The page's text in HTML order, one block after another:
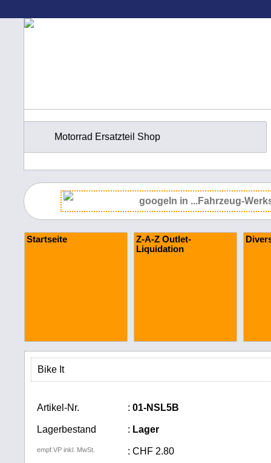
Motorrad Ersatzteil Shop
Startseite
Z-A-Z Outlet-
Liquidation
Bike It
Artikel-Nr. : 01-NSL5B
Lagerbestand : Lager
empf.VP inkl. MwSt. : CHF 2.80